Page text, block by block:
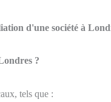
d'une société à
?
tels que :